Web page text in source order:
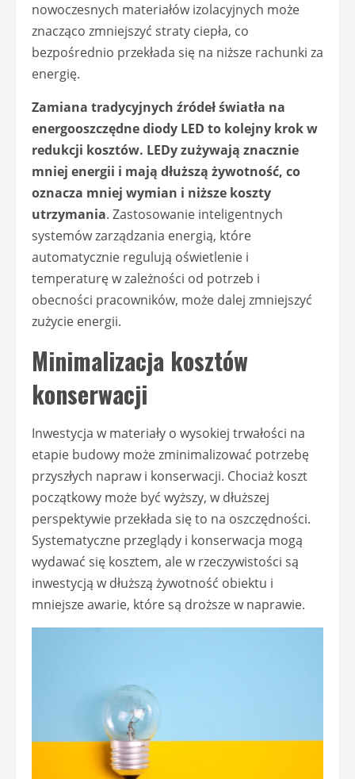
nowoczesnych materiałów izolacyjnych może
znacząco zmniejszyć straty ciepła, co
bezpośrednio przekłada się na niższe rachunki za
energię.
Zamiana tradycyjnych źródeł światła na
energooszczędne diody LED to kolejny krok w
redukcji kosztów. LEDy zużywają znacznie
mniej energii i mają dłuższą żywotność, co
oznacza mniej wymian i niższe koszty
utrzymania. Zastosowanie inteligentnych
systemów zarządzania energią, które
automatycznie regulują oświetlenie i
temperaturę w zależności od potrzeb i
obecności pracowników, może dalej zmniejszyć
zużycie energii.
Minimalizacja kosztów
konserwacji
Inwestycja w materiały o wysokiej trwałości na
etapie budowy może zminimalizować potrzebę
przyszłych napraw i konserwacji. Chociaż koszt
początkowy może być wyższy, w dłuższej
perspektywie przekłada się to na oszczędności.
Systematyczne przeglądy i konserwacja mogą
wydawać się kosztem, ale w rzeczywistości są
inwestycją w dłuższą żywotność obiektu i
mniejsze awarie, które są droższe w naprawie.